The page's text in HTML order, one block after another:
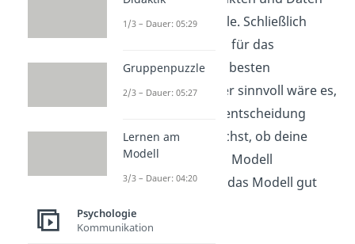
der einzelnen Modelle. Schließlich
entscheidest du dich für das
Smartphone mit der besten
Ausstattung. Weniger sinnvoll wäre es,
wenn du deine Kaufentscheidung
davon abhängig machst, ob deine
Freunde dich für das Modell
bewundern oder ob das Modell gut
aussieht.
1/3 – Dauer: 05:29
Gruppenpuzzle
2/3 – Dauer: 05:27
Lernen am
Modell
3/3 – Dauer: 04:20
Psychologie
Kommunikation